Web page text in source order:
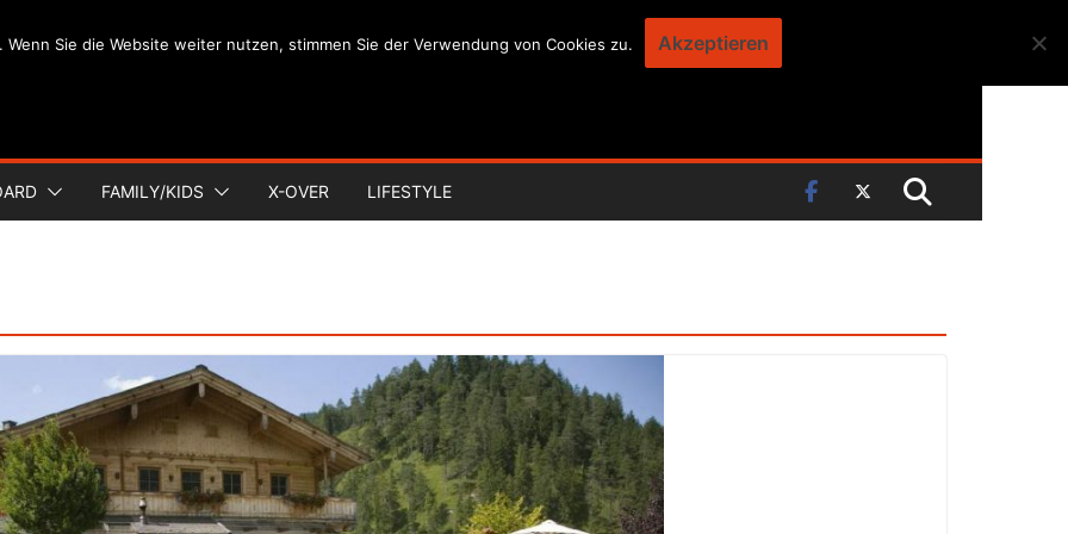
FAMILY/KIDS X-OVER LIFESTYLE
Wenn Sie die Website weiter nutzen, stimmen Sie der Verwendung von Cookies zu. Akzeptieren